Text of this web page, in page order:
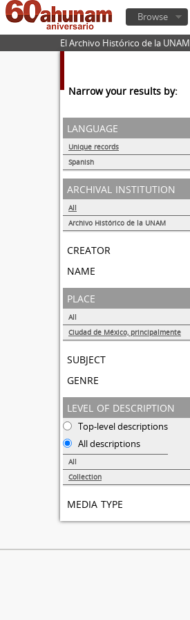
Browse
El Archivo Histórico de la UNAM
Narrow your results by:
language
Unique records
Spanish
archival institution
All
Archivo Histórico de la UNAM
creator
name
place
All
Ciudad de México, principalmente
subject
genre
level of description
Top-level descriptions
All descriptions
All
Collection
media type